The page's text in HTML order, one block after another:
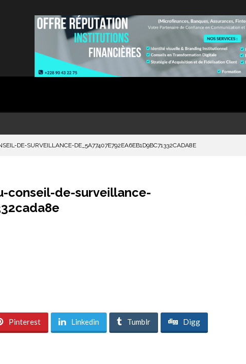
DE-SURVEILLANCE-DE_5A77407E792EA6EB1D9BC71332CADA8E
conseil-de-surveillance-
Pinterest Linkedin Tumblr Digg